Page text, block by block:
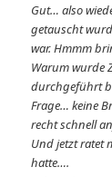
Gut… also
getauscht
war. Hmmm
Warum wurde
durchgeführt
Frage… keine
recht schnell
Und jetzt ratet
hatte….